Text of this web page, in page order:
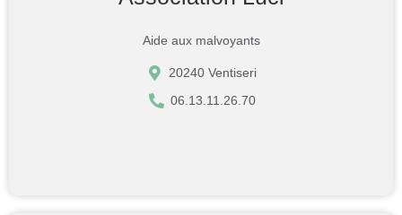
Aide aux malvoyants
20240 Ventiseri
06.13.11.26.70